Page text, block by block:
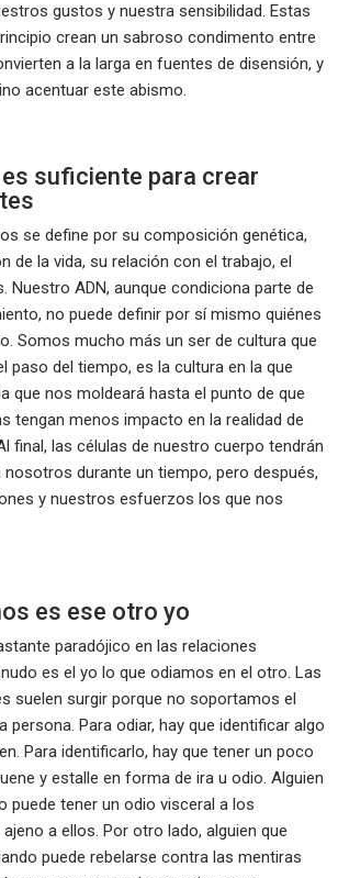
gustos y nuestra sensibilidad. Estas
crean un sabroso condimento entre
a la larga en fuentes de disensión, y
acentuar este abismo.
suficiente para crear
se define por su composición genética,
de la vida, su relación con el trabajo, el
Nuestro ADN, aunque condiciona parte de
no puede definir por sí mismo quiénes
Somos mucho más un ser de cultura que
paso del tiempo, es la cultura en la que
que nos moldeará hasta el punto de que
tengan menos impacto en la realidad de
final, las células de nuestro cuerpo tendrán
nosotros durante un tiempo, pero después,
y nuestros esfuerzos los que nos
es ese otro yo
paradójico en las relaciones
es el yo lo que odiamos en el otro. Las
suelen surgir porque no soportamos el
persona. Para odiar, hay que identificar algo
Para identificarlo, hay que tener un poco
y estalle en forma de ira u odio. Alguien
puede tener un odio visceral a los
a ellos. Por otro lado, alguien que
puede rebelarse contra las mentiras